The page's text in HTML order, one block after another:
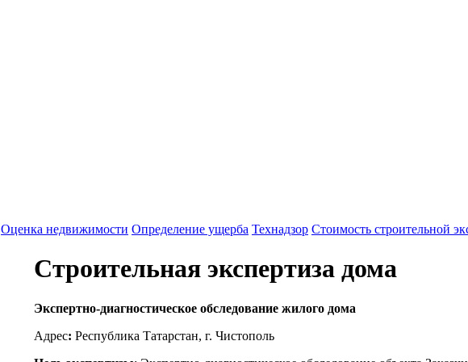
Оценка недвижимости Определение ущерба Технадзор Стоимость строительной
Строительная экспертиза дома
Экспертно-диагностическое обследование жилого дома
Адрес: Республика Татарстан, г. Чистополь